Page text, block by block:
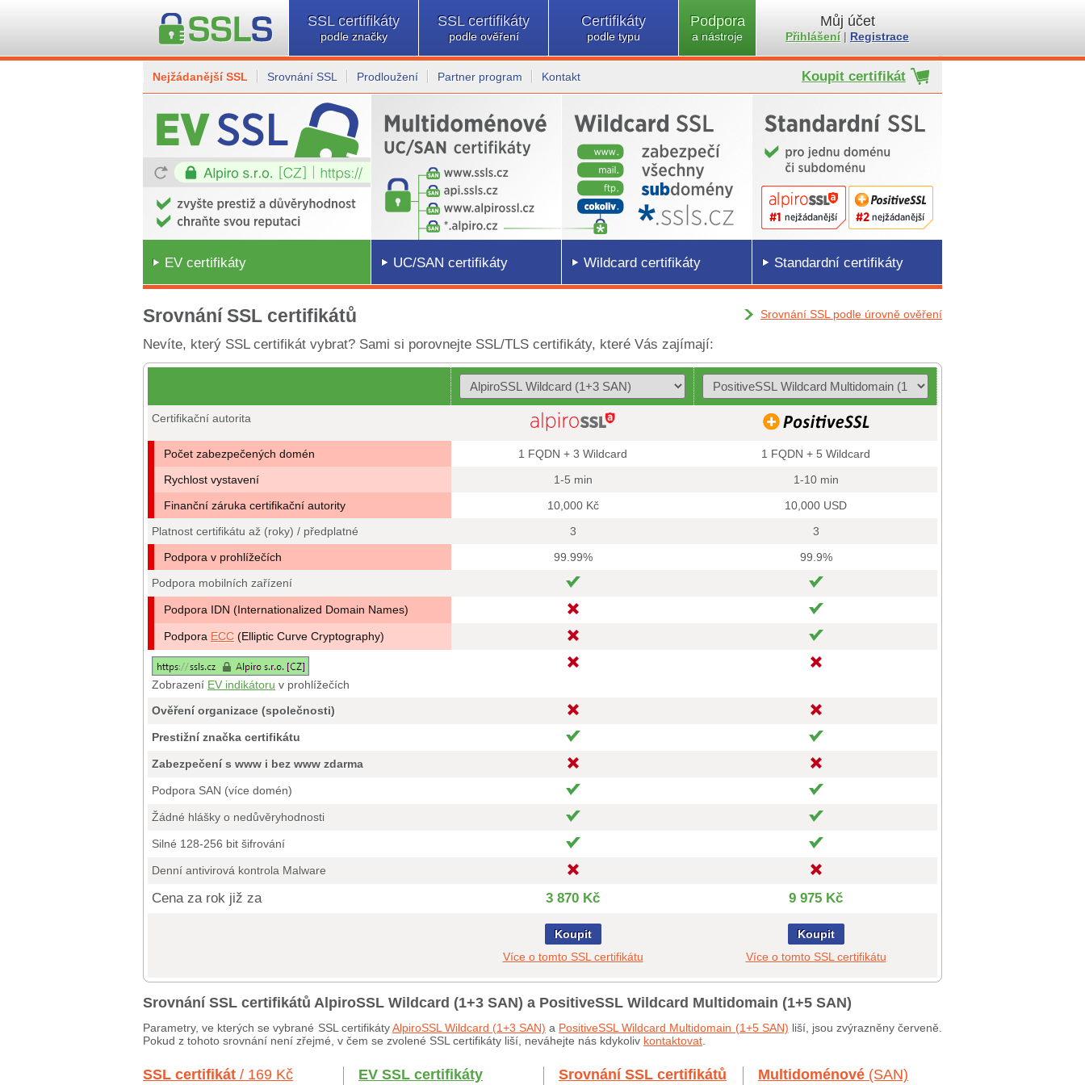
SSL certifikáty
podle značky
SSL certifikáty
podle ověření
Certifikáty
podle typu
Podpora
a nástroje
Můj účet
Přihlášení| Registrace
Nejžádanější SSL Srovnání SSL Prodloužení Partner program Kontakt Koupit certifikát
EV certifikáty UC/SAN certifikáty Wildcard certifikáty Standardní certifikáty
Srovnání SSL certifikátů Srovnání SSL podle úrovně ověření
Nevíte, který SSL certifikát vybrat? Sami si porovnejte SSL/TLS certifikáty, které Vás zajímají:
Certifikační autorita
Počet zabezpečených domén 1 FQDN + 3 Wildcard
1 FQDN + 5 Wildcard
Rychlost vystavení
1-5 min
1-10 min
Finanční záruka certifikační autority
10,000 Kč
10,000 USD
Platnost certifikátu až (roky) / předplatné
3
3
Podpora v prohlížečích
99.99%
99.9%
Podpora mobilních zařízení
Podpora IDN (Internationalized Domain Names)
Podpora ECC (Elliptic Curve Cryptography)
Zobrazení EV indikátoru v prohlížečích
Ověření organizace (společnosti)
Prestižní značka certifikátu
Zabezpečení s www i bez www zdarma
Podpora SAN (více domén)
Žádné hlášky o nedůvěryhodnosti
Silné 128-256 bit šifrování
Denní antivirová kontrola Malware
Cena za rok již za 3 870 Kč 9 975 Kč
Koupit
Více o tomto SSL certifikátu
Koupit
Více o tomto SSL certifikátu
Srovnání SSL certifikátů AlpiroSSL Wildcard (1+3 SAN) a PositiveSSL Wildcard Multidomain (1+5 SAN)
Parametry, ve kterých se vybrané SSL certifikátyAlpiroSSL Wildcard (1+3 SAN) a PositiveSSL Wildcard Multidomain (1+5 SAN) liší, jsou zvýrazněny červeně.
Pokud z tohoto srovnání není zřejmé, v čem se zvolené SSL certifikáty liší, neváhejte nás kdykoliv kontaktovat
SSL certifikát / 169 Kč EV SSL certifikáty Srovnání SSL certifikátů Multidoménové (SAN)